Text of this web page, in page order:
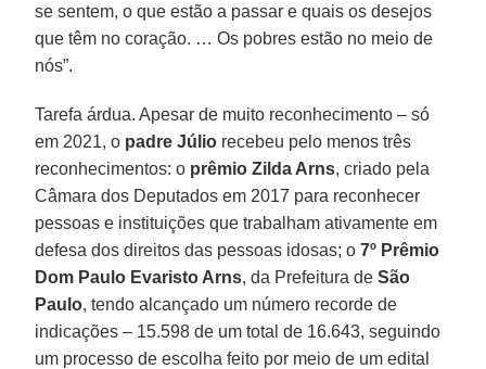
se sentem, o que estão a passar e quais os desejos
que têm no coração. … Os pobres estão no meio de
nós”.
Tarefa árdua. Apesar de muito reconhecimento – só
em 2021, o padre Júlio recebeu pelo menos três
reconhecimentos: o prêmio Zilda Arns, criado pela
Câmara dos Deputados em 2017 para reconhecer
pessoas e instituições que trabalham ativamente em
defesa dos direitos das pessoas idosas; o7º Prêmio
Dom Paulo Evaristo Arns, da Prefeitura deSão
Paulo, tendo alcançado um número recorde de
indicações – 15.598 de um total de 16.643, seguindo
um processo de escolha feito por meio de um edital